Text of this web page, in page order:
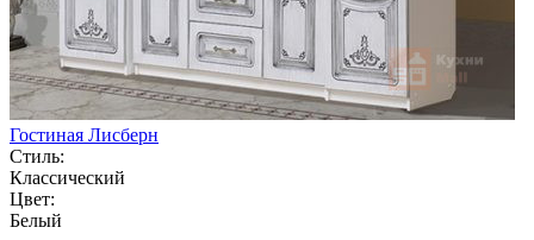
Гостиная Лисберн
Стиль:
Классический
Цвет:
Белый